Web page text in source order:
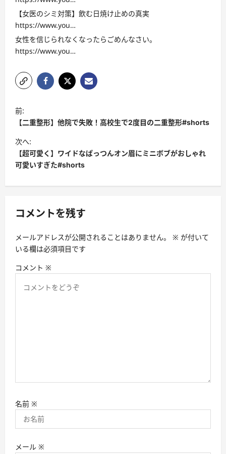
【女医のシミ対策】飲む日焼け止めの真実
https://www.you…
女性を信じられなくなったらごめんなさい。
https://www.you…
投
稿
ナ
ビ
ゲ
ー
ョ
前:
【二重整形】他院で失敗！高校生で2度目の二重整形#shorts
次へ:
【超可愛く】ワイドなぱっつんオン眉にミニボブがおしゃれ
可愛いすぎた#shorts
コメントを残す
メールアドレスが公開されることはありません。 ※ が付いて
いる欄は必須項目です
コメント ※
名前 ※
メール ※